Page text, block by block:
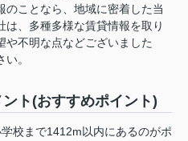
のことなら、地域に密着した当
は、多種多様な賃貸情報を取り
や不明な点などございました
。
ト(おすすめポイント)
校まで1412m以内にあるのがポ